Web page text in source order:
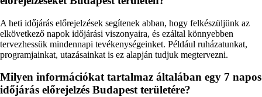
A heti időjárás előrejelzések segítenek abban, hogy felkészüljünk az
elkövetkező napok időjárási viszonyaira, és ezáltal könnyebben
tervezhessük mindennapi tevékenységeinket. Például ruházatunkat,
programjainkat, utazásainkat is ez alapján tudjuk megtervezni.
Milyen információkat tartalmaz általában egy 7 napos
időjárás előrejelzés Budapest területére?